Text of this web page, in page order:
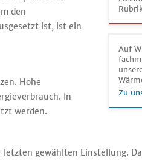
Auf
Zu
den
ist, ist ein
Hohe
In
werden.
gewählten Einstellung.